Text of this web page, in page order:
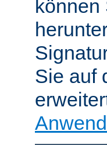
Sie auf